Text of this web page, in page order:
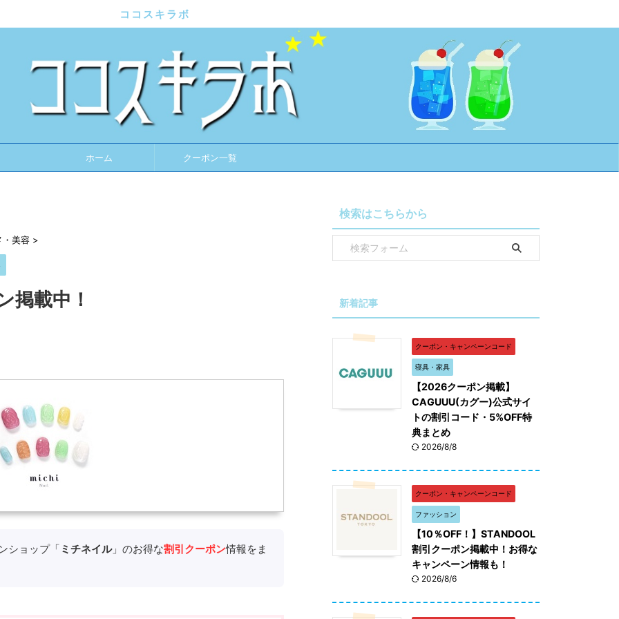
ココスキラボ
ホーム クーポン一覧
・美容 >
掲載中！
ショップ「 ミチネイル」のお得な割引クーポン情報をま
検索はこちらから
新着記事
クーポン・キャンペーンコード
寝具・家具
【2026クーポン掲載】
CAGUUU(カグー)公式サイ
トの割引コード・5%OFF特
典まとめ
2026/8/8
クーポン・キャンペーンコード
ファッション
【10％OFF！】STANDOOL
割引クーポン掲載中！お得な
キャンペーン情報も！
2026/8/6